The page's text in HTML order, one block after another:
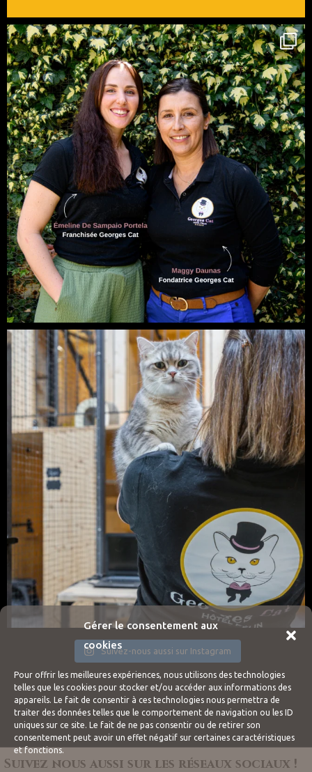
Gérer le consentement aux
cookies
Pour offrir les meilleures expériences, nous utilisons des technologies
telles que les cookies pour stocker et/ou accéder aux informations des
appareils. Le fait de consentir à ces technologies nous permettra de
traiter des données telles que le comportement de navigation ou les ID
uniques sur ce site. Le fait de ne pas consentir ou de retirer son
consentement peut avoir un effet négatif sur certaines caractéristiques
et fonctions.
Suivez-nous aussi sur Instagram
Suivez nous aussi sur les réseaux sociaux !